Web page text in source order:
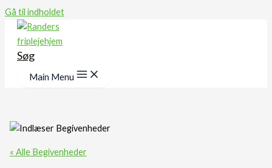
Gå til indholdet
Søg
Main Menu
« Alle Begivenheder